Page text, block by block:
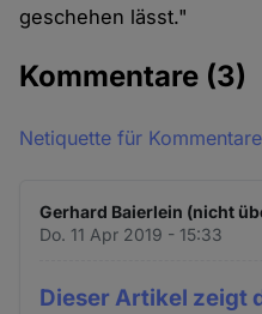
geschehen lässt."
Kommentare (3)
Netiquette für Kommentare
Gerhard Baierlein (nicht
Do. 11 Apr 2019 - 15:33
Dieser Artikel zeigt